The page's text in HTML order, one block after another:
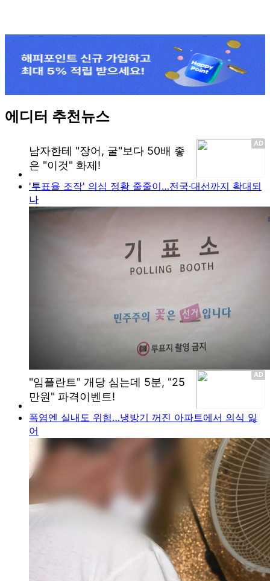
에디터 추천뉴스
'투표율 조작' 의심 정황 줄줄이…전국·대선까지 확대되
나
폭염엔 실내도 위험…냉방기 꺼진 아파트에서 의식 잃
어